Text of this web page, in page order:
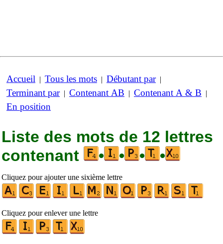
Accueil | Tous les mots | Débutant par|
Terminant par| Contenant AB | Contenant A & B |
En position
Liste des mots de 12 lettres
contenant
• • • •
Cliquez pour ajouter une sixième lettre
Cliquez pour enlever une lettre